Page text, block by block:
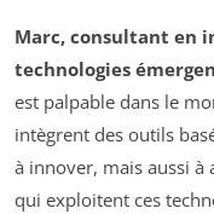
Marc, consultant en
technologies
est palpable dans le
intègrent des outils
à innover, mais aussi à
qui exploitent ces